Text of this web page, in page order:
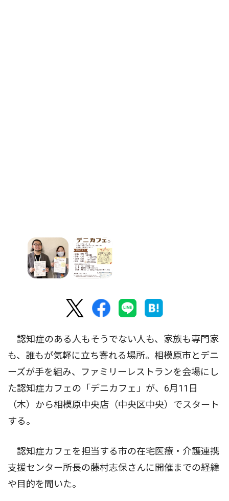
認知症のある人もそうでない人も、家族も専門家
も、誰もが気軽に立ち寄れる場所。相模原市とデニ
ーズが手を組み、ファミリーレストランを会場にし
た認知症カフェの「デニカフェ」が、6月11日
（木）から相模原中央店（中央区中央）でスタート
する。
認知症カフェを担当する市の在宅医療・介護連携
支援センター所長の藤村志保さんに開催までの経緯
や目的を聞いた。